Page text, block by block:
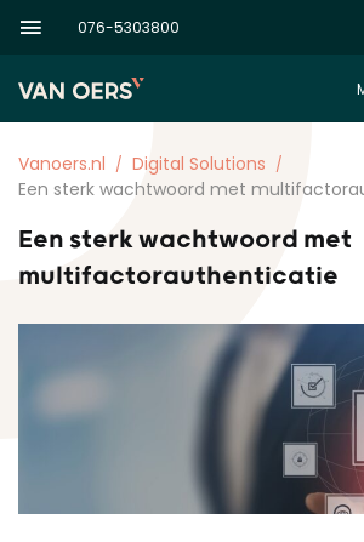
076-5303800
Vanoers.nl
Digital Solutions
Een sterk wachtwoord met
Een sterk wachtwoord met
multifactorauthenticatie